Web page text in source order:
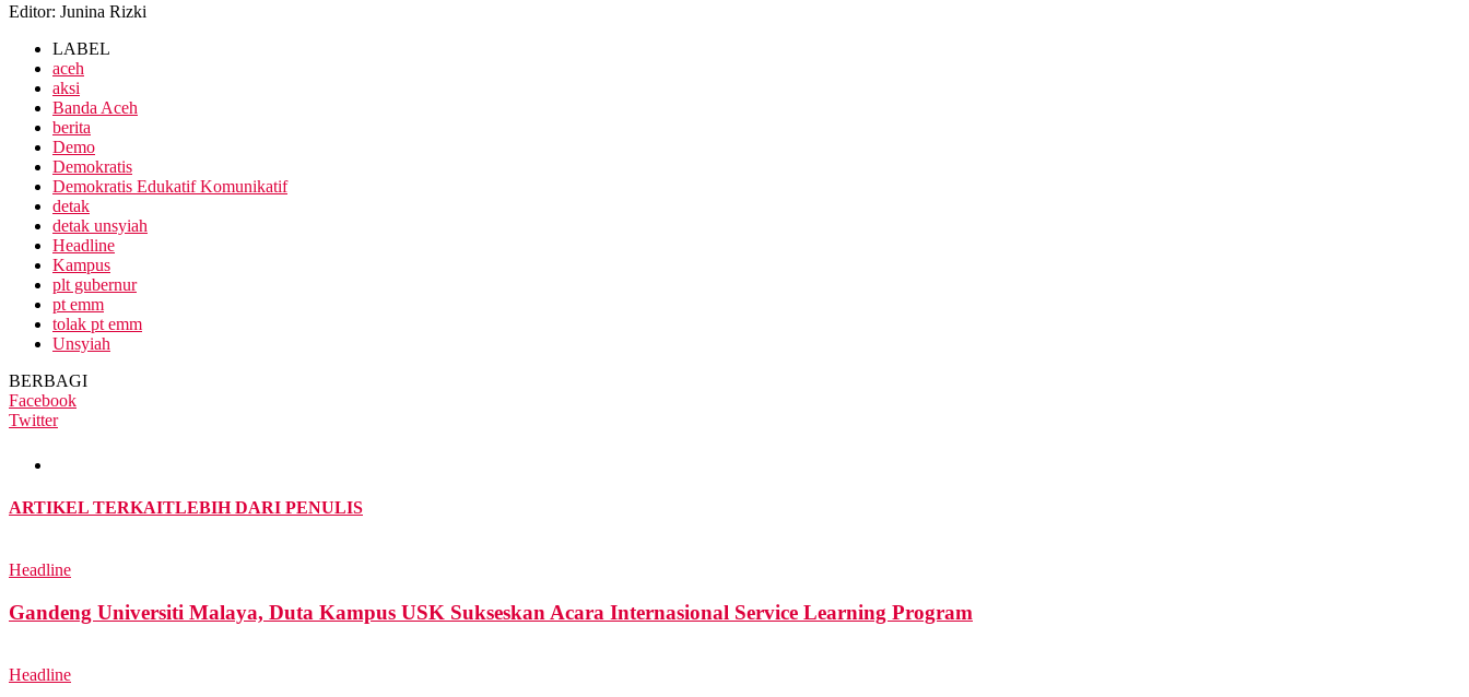
Editor: Junina Rizki
LABEL
aceh
aksi
Banda Aceh
berita
Demo
Demokratis
Demokratis Edukatif Komunikatif
detak
detak unsyiah
Headline
Kampus
plt gubernur
pt emm
tolak pt emm
Unsyiah
BERBAGI
Facebook
Twitter
ARTIKEL TERKAITLEBIH DARI PENULIS
Headline
Gandeng Universiti Malaya, Duta Kampus USK Sukseskan Acara Internasional Service Learning Program
Headline